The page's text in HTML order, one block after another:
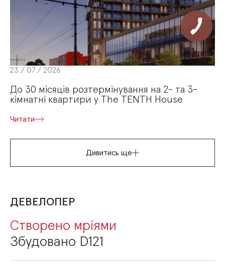
23 / 07 / 2026
До 30 місяців розтермінування на 2- та 3-
кімнатні квартири у The TENTH House
Читати
Дивитись ще
ДЕВЕЛОПЕР
Створено мріями
Збудовано D121